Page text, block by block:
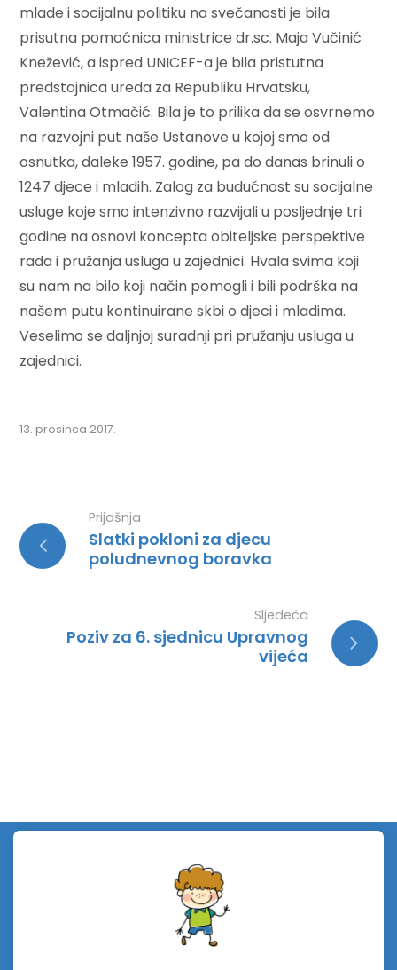
mlade i socijalnu politiku na svečanosti je bila
prisutna pomoćnica ministrice dr.sc. Maja Vučinić
Knežević, a ispred UNICEF-a je bila pristutna
predstojnica ureda za Republiku Hrvatsku,
Valentina Otmačić. Bila je to prilika da se osvrnemo
na razvojni put naše Ustanove u kojoj smo od
osnutka, daleke 1957. godine, pa do danas brinuli o
1247 djece i mladih. Zalog za budućnost su socijalne
usluge koje smo intenzivno razvijali u posljednje tri
godine na osnovi koncepta obiteljske perspektive
rada i pružanja usluga u zajednici. Hvala svima koji
su nam na bilo koji način pomogli i bili podrška na
našem putu kontinuirane skbi o djeci i mladima.
Veselimo se daljnjoj suradnji pri pružanju usluga u
zajednici.
13. prosinca 2017.
Prijašnja
Slatki pokloni za djecu
poludnevnog boravka
Sljedeća
Poziv za 6. sjednicu Upravnog
vijeća